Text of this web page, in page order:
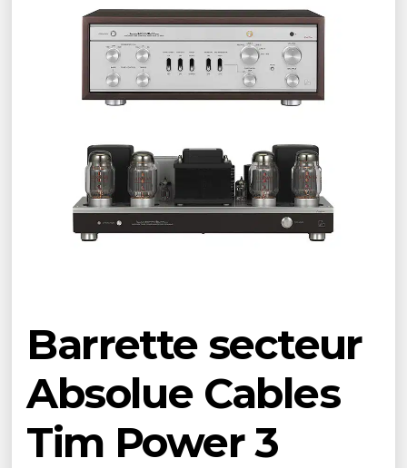
Barrette secteur
Absolue Cables
Tim Power 3